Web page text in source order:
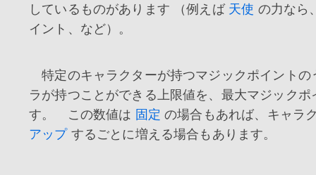
しているものがあります （例えば 天使 の力なら
イント、など）。
特定のキャラクターが持つマジックポイントの
ラが持つことができる上限値を、最大マジックポ
す。 この数値は 固定 の場合もあれば、キャラ
アップするごとに増える場合もあります。